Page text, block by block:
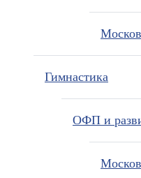
Гимнастика
ОФП и